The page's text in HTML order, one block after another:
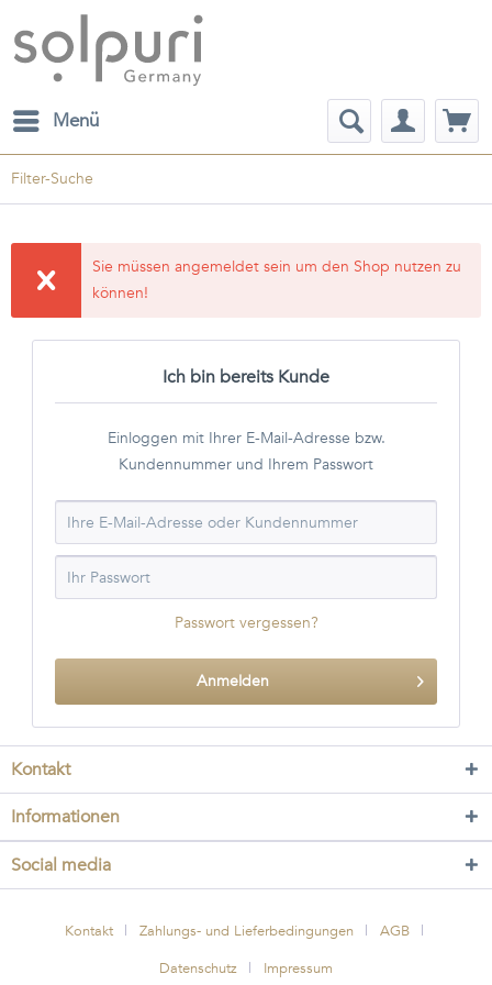
Menü
Filter-Suche
Sie müssen angemeldet sein um den Shop nutzen zu
können!
Ich bin bereits Kunde
Einloggen mit Ihrer E-Mail-Adresse bzw.
Kundennummer und Ihrem Passwort
Passwort vergessen?
Anmelden
Kontakt
Informationen
Social media
Kontakt Zahlungs- und Lieferbedingungen
AGB
Datenschutz
Impressum